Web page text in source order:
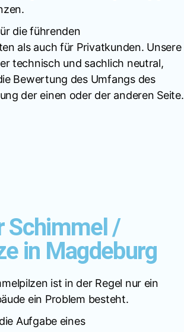
die führenden
als auch für Privatkunden. Unsere
technisch und sachlich neutral,
Bewertung des Umfangs des
der einen oder der anderen Seite.
Schimmel /
in Magdeburg
ist in der Regel nur ein
ein Problem besteht.
Aufgabe eines